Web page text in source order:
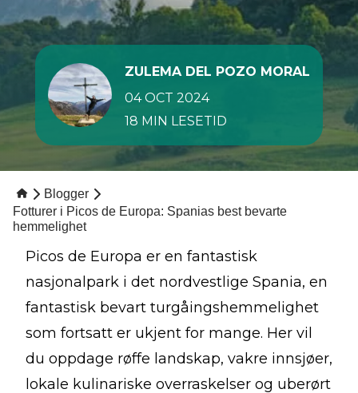
ZULEMA DEL POZO MORAL
04 OCT 2024
18 MIN LESETID
Blogger
Fotturer i Picos de Europa: Spanias best bevarte
hemmelighet
Picos de Europa er en fantastisk
nasjonalpark i det nordvestlige Spania, en
fantastisk bevart turgåingshemmelighet
som fortsatt er ukjent for mange. Her vil
du oppdage røffe landskap, vakre innsjøer,
lokale kulinariske overraskelser og uberørt